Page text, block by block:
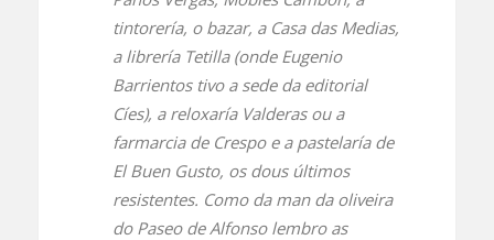
tintorería, o bazar, a Casa das Medias,
a librería Tetilla (onde Eugenio
Barrientos tivo a sede da editorial
Cíes), a reloxaría Valderas ou a
farmarcia de Crespo e a pastelaría de
El Buen Gusto, os dous últimos
resistentes. Como da man da oliveira
do Paseo de Alfonso lembro as